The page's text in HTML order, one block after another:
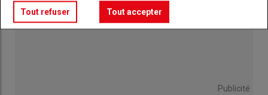
Publicité
Tout refuser Tout accepter